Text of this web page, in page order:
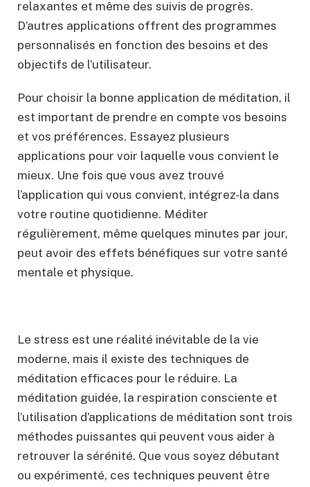
relaxantes et même des suivis de progrès.
D’autres applications offrent des programmes
personnalisés en fonction des besoins et des
objectifs de l’utilisateur.
Pour choisir la bonne application de méditation, il
est important de prendre en compte vos besoins
et vos préférences. Essayez plusieurs
applications pour voir laquelle vous convient le
mieux. Une fois que vous avez trouvé
l’application qui vous convient, intégrez-la dans
votre routine quotidienne. Méditer
régulièrement, même quelques minutes par jour,
peut avoir des effets bénéfiques sur votre santé
mentale et physique.
Le stress est une réalité inévitable de la vie
moderne, mais il existe des techniques de
méditation efficaces pour le réduire. La
méditation guidée, la respiration consciente et
l’utilisation d’applications de méditation sont trois
méthodes puissantes qui peuvent vous aider à
retrouver la sérénité. Que vous soyez débutant
ou expérimenté, ces techniques peuvent être